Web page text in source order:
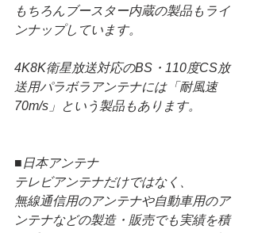
もちろんブースター内蔵の製品もライ
ンナップしています。
4K8K衛星放送対応のBS・110度CS放
送用パラボラアンテナには「耐風速
70m/s」という製品もあります。
■日本アンテナ
テレビアンテナだけではなく、
無線通信用のアンテナや自動車用のア
ンテナなどの製造・販売でも実績を積